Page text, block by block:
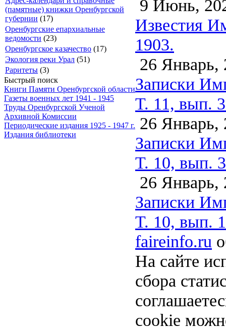
(памятные) книжки Оренбургской
губернии (17)
Оренбургские епархиальные
ведомости (23)
Оренбургское казачество (17)
Экология реки Урал (51)
Раритеты (3)
Быстрый поиск
Книги Памяти Оренбургской области
Газеты военных лет 1941 - 1945
Труды Оренбургской Ученой
Архивной Комиссии
Периодические издания 1925 - 1947 г.
Издания библиотеки
9 Июнь,
Известия
1903.
26 Январь,
Записки
Т. 11, вып.
26 Январь,
Записки
Т. 10, вып.
26 Январь,
Записки
Т. 10, вып.
faireinfo.ru
На сайте
сбора
cookie